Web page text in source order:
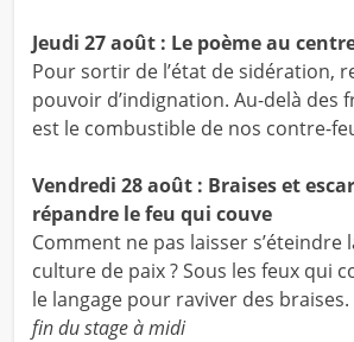
Jeudi 27 août : Le poème au
Pour sortir de l’état de sidération,
pouvoir d’indignation. Au-delà des
est le combustible de nos contre-
Vendredi 28 août : Braises et
répandre le feu qui couve
Comment ne pas laisser s’éteindre
culture de paix ? Sous les feux qui
le langage pour raviver des braises.
fin du stage à midi